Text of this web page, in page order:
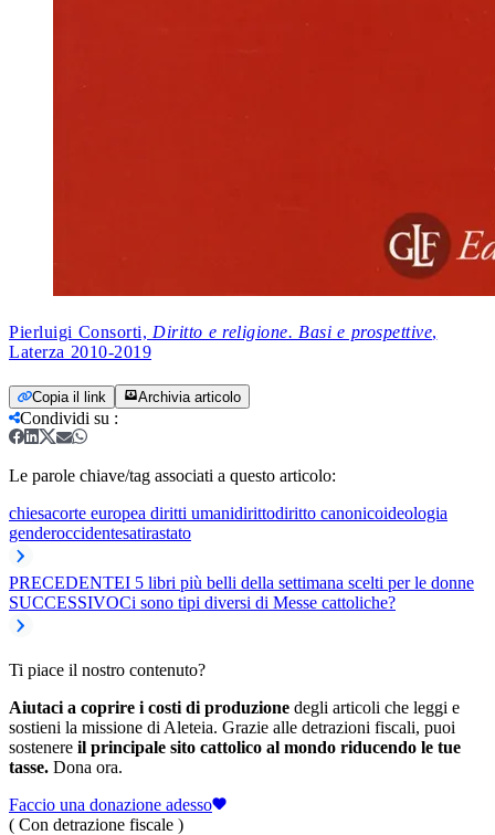
Pierluigi Consorti, Diritto e religione. Basi e prospettive,
Laterza 2010-2019
Copia il link Archivia articolo
Condividi su :
Le parole chiave/tag associati a questo articolo:
chiesacorte europea diritti umanidirittodiritto canonicoideologia
genderoccidentesatirastato
PRECEDENTEI 5 libri più belli della settimana scelti per le donne
SUCCESSIVOCi sono tipi diversi di Messe cattoliche?
Ti piace il nostro contenuto?
Aiutaci a coprire i costi di produzione degli articoli che leggi e
sostieni la missione di Aleteia. Grazie alle detrazioni fiscali, puoi
sostenere il principale sito cattolico al mondo riducendo le tue
tasse. Dona ora.
Faccio una donazione adesso
( Con detrazione fiscale )